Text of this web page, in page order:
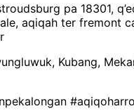
pa 18301,
aqiqah ter fremont
Kubang,